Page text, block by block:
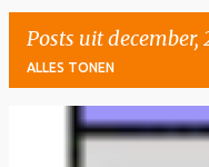
Posts uit december,
ALLES TONEN